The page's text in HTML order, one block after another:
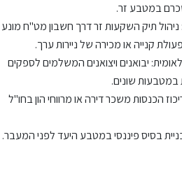
במטבע זר.
ניהול תיק השקעות זר דרך חשבון מט"ח מונע
קנייה או מכירה של ניירות ערך.
יבואנים ויצואנים המשלמים לספקים
שונים.
הכנסות משכר דירה או מרווחי הון בחו"ל
בניית בסיס פיננסי במטבע היעד לפני המעבר.